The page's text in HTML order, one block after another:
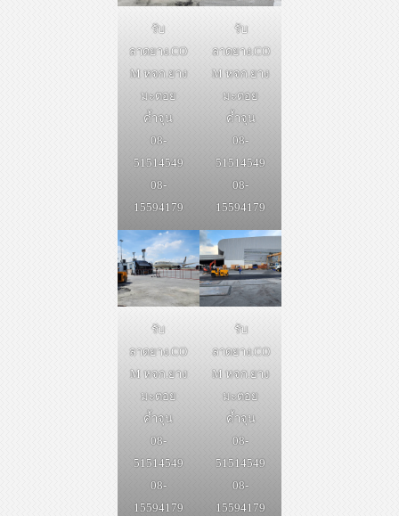
รับ
ลาดยาง.CO
M หจก.ยาง
มะตอย
ค้ำจุน
08-
51514549
08-
15594179
รับ
ลาดยาง.CO
M หจก.ยาง
มะตอย
ค้ำจุน
08-
51514549
08-
15594179
รับ
ลาดยาง.CO
M หจก.ยาง
มะตอย
ค้ำจุน
08-
51514549
08-
15594179
รับ
ลาดยาง.CO
M หจก.ยาง
มะตอย
ค้ำจุน
08-
51514549
08-
15594179